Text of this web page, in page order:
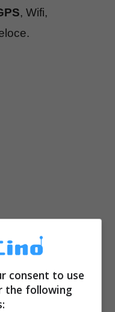
, Wifi,
consent to use
the following